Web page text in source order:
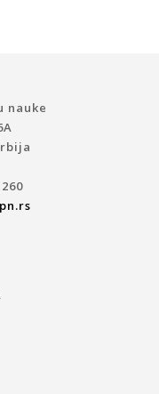
nauke